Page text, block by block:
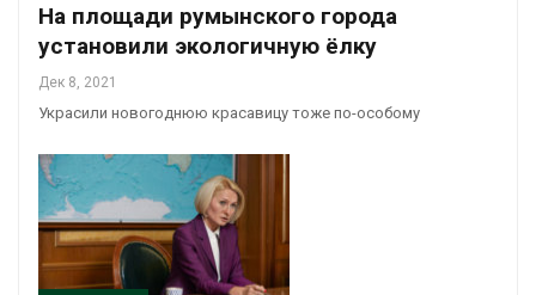
На площади румынского города
установили экологичную ёлку
Дек 8, 2021
Украсили новогоднюю красавицу тоже по-особому